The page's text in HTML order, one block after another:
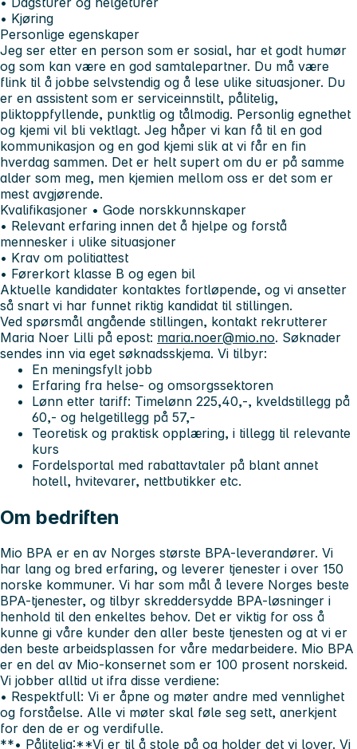
• Kjøring
Personlige egenskaper
Jeg ser etter en person som er sosial, har et godt humør
og som kan være en god samtalepartner. Du må være
flink til å jobbe selvstendig og å lese ulike situasjoner. Du
er en assistent som er serviceinnstilt, pålitelig,
pliktoppfyllende, punktlig og tålmodig. Personlig egnethet
og kjemi vil bli vektlagt. Jeg håper vi kan få til en god
kommunikasjon og en god kjemi slik at vi får en fin
hverdag sammen. Det er helt supert om du er på samme
alder som meg, men kjemien mellom oss er det som er
mest avgjørende.
Kvalifikasjoner • Gode norskkunnskaper
• Relevant erfaring innen det å hjelpe og forstå
mennesker i ulike situasjoner
• Krav om politiattest
• Førerkort klasse B og egen bil
Aktuelle kandidater kontaktes fortløpende, og vi ansetter
så snart vi har funnet riktig kandidat til stillingen.
Ved spørsmål angående stillingen, kontakt rekrutterer
Maria Noer Lilli på epost: maria.noer@mio.no. Søknader
sendes inn via eget søknadsskjema. Vi tilbyr:
En meningsfylt jobb
Erfaring fra helse- og omsorgssektoren
Lønn etter tariff: Timelønn 225,40,-, kveldstillegg på
60,- og helgetillegg på 57,-
Teoretisk og praktisk opplæring, i tillegg til relevante
kurs
Fordelsportal med rabattavtaler på blant annet
hotell, hvitevarer, nettbutikker etc.
Om bedriften
Mio BPA er en av Norges største BPA-leverandører. Vi
har lang og bred erfaring, og leverer tjenester i over 150
norske kommuner. Vi har som mål å levere Norges beste
BPA-tjenester, og tilbyr skreddersydde BPA-løsninger i
henhold til den enkeltes behov. Det er viktig for oss å
kunne gi våre kunder den aller beste tjenesten og at vi er
den beste arbeidsplassen for våre medarbeidere. Mio BPA
er en del av Mio-konsernet som er 100 prosent norskeid.
Vi jobber alltid ut ifra disse verdiene:
• Respektfull: Vi er åpne og møter andre med vennlighet
og forståelse. Alle vi møter skal føle seg sett, anerkjent
for den de er og verdifulle.
**• Pålitelig:**Vi er til å stole på og holder det vi lover. Vi